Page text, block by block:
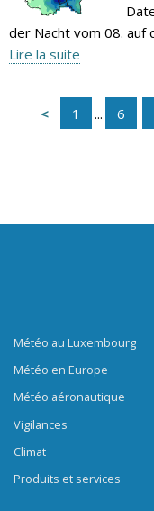
der Nacht vom 08. auf
Lire la suite
1 ... 6
Météo au Luxembourg
Météo en Europe
Météo aéronautique
Vigilances
Climat
Produits et services